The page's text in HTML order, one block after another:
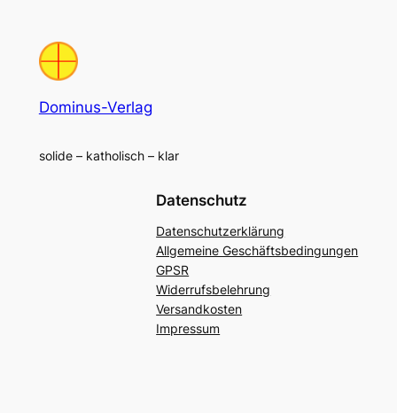
Dominus-Verlag
solide – katholisch – klar
Datenschutz
Datenschutzerklärung
Allgemeine Geschäftsbedingungen
GPSR
Widerrufsbelehrung
Versandkosten
Impressum